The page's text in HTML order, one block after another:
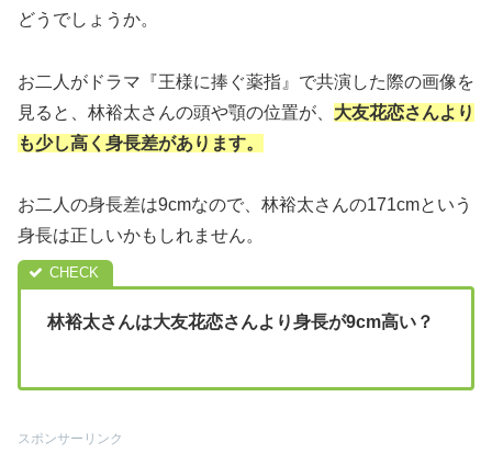
どうでしょうか。
お二人がドラマ『王様に捧ぐ薬指』で共演した際の画像を
見ると、林裕太さんの頭や顎の位置が、 大友花恋さんより
も少し高く身長差があります。
お二人の身長差は9cmなので、林裕太さんの171cmという
身長は正しいかもしれません。
林裕太さんは大友花恋さんより身長が9cm高い？
スポンサーリンク